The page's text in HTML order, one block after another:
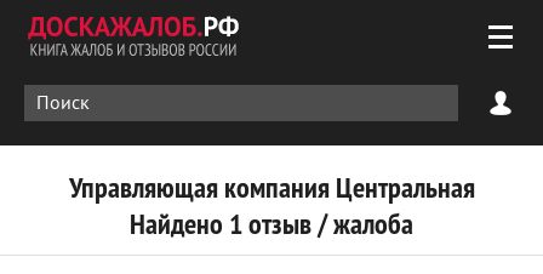
Управляющая компания Центральная
Найдено 1 отзыв / жалоба